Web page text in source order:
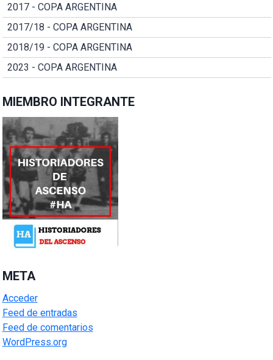
2017 - COPA ARGENTINA
2017/18 - COPA ARGENTINA
2018/19 - COPA ARGENTINA
2023 - COPA ARGENTINA
MIEMBRO INTEGRANTE
META
Acceder
Feed de entradas
Feed de comentarios
WordPress.org